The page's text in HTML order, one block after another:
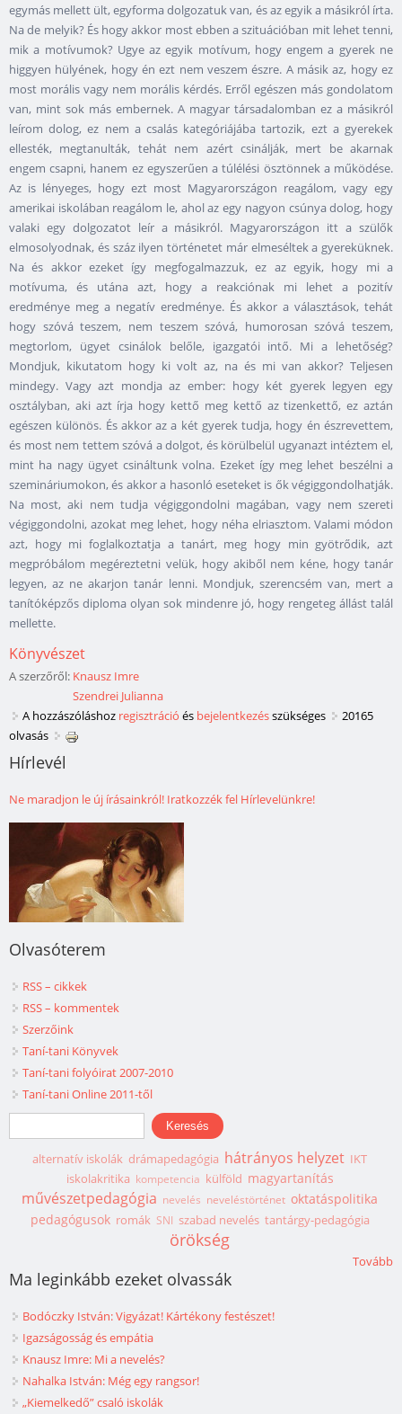
egymás mellett ült, egyforma dolgozatuk van, és az egyik a másikról írta.
Na de melyik? És hogy akkor most ebben a szituációban mit lehet tenni,
mik a motívumok? Ugye az egyik motívum, hogy engem a gyerek ne
higgyen hülyének, hogy én ezt nem veszem észre. A másik az, hogy ez
most morális vagy nem morális kérdés. Erről egészen más gondolatom
van, mint sok más embernek. A magyar társadalomban ez a másikról
leírom dolog, ez nem a csalás kategóriájába tartozik, ezt a gyerekek
ellesték, megtanulták, tehát nem azért csinálják, mert be akarnak
engem csapni, hanem ez egyszerűen a túlélési ösztönnek a működése.
Az is lényeges, hogy ezt most Magyarországon reagálom, vagy egy
amerikai iskolában reagálom le, ahol az egy nagyon csúnya dolog, hogy
valaki egy dolgozatot leír a másikról. Magyarországon itt a szülők
elmosolyodnak, és száz ilyen történetet már elmeséltek a gyereküknek.
Na és akkor ezeket így megfogalmazzuk, ez az egyik, hogy mi a
motívuma, és utána azt, hogy a reakciónak mi lehet a pozitív
eredménye meg a negatív eredménye. És akkor a választások, tehát
hogy szóvá teszem, nem teszem szóvá, humorosan szóvá teszem,
megtorlom, ügyet csinálok belőle, igazgatói intő. Mi a lehetőség?
Mondjuk, kikutatom hogy ki volt az, na és mi van akkor? Teljesen
mindegy. Vagy azt mondja az ember: hogy két gyerek legyen egy
osztályban, aki azt írja hogy kettő meg kettő az tizenkettő, ez aztán
egészen különös. És akkor az a két gyerek tudja, hogy én észrevettem,
és most nem tettem szóvá a dolgot, és körülbelül ugyanazt intéztem el,
mint ha nagy ügyet csináltunk volna. Ezeket így meg lehet beszélni a
szemináriumokon, és akkor a hasonló eseteket is ők végiggondolhatják.
Na most, aki nem tudja végiggondolni magában, vagy nem szereti
végiggondolni, azokat meg lehet, hogy néha elriasztom. Valami módon
azt, hogy mi foglalkoztatja a tanárt, meg hogy min gyötrődik, azt
megpróbálom megéreztetni velük, hogy akiből nem kéne, hogy tanár
legyen, az ne akarjon tanár lenni. Mondjuk, szerencsém van, mert a
tanítóképzős diploma olyan sok mindenre jó, hogy rengeteg állást talál
mellette.
Könyvészet
A szerzőről: Knausz Imre
Szendrei Julianna
A hozzászóláshoz regisztráció és bejelentkezésszükséges
20165
olvasás
Hírlevél
Ne maradjon le új írásainkról! Iratkozzék fel Hírlevelünkre!
Olvasóterem
RSS – cikkek
RSS – kommentek
Szerzőink
Taní-tani Könyvek
Taní-tani folyóirat 2007-2010
Taní-tani Online 2011-től
Keresés űrlap
Keresés
alternatív iskolák drámapedagógia hátrányos helyzet IKT
iskolakritika kompetencia külföld magyartanítás
művészetpedagógia nevelés neveléstörténet oktatáspolitika
pedagógusok romák SNI szabad nevelés tantárgy-pedagógia
örökség
Tovább
Ma leginkább ezeket olvassák
Bodóczky István: Vigyázat! Kártékony festészet!
Igazságosság és empátia
Knausz Imre: Mi a nevelés?
Nahalka István: Még egy rangsor!
„Kiemelkedő” csaló iskolák